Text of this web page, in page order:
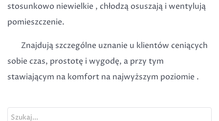
stosunkowo niewielkie , chłodzą osuszają i wentylują
pomieszczenie.
Znajdują szczególne uznanie u klientów ceniących
sobie czas, prostotę i wygodę, a przy tym
stawiającym na komfort na najwyższym poziomie .
Szukaj...